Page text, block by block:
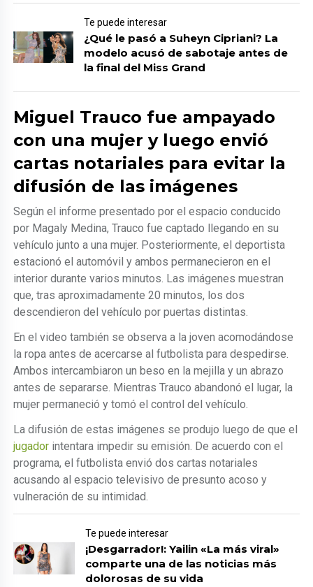
Te puede interesar
¿Qué le pasó a Suheyn Cipriani? La
modelo acusó de sabotaje antes de
la final del Miss Grand
Miguel Trauco fue ampayado
con una mujer y luego envió
cartas notariales para evitar la
difusión de las imágenes
Según el informe presentado por el espacio conducido
por Magaly Medina, Trauco fue captado llegando en su
vehículo junto a una mujer. Posteriormente, el deportista
estacionó el automóvil y ambos permanecieron en el
interior durante varios minutos. Las imágenes muestran
que, tras aproximadamente 20 minutos, los dos
descendieron del vehículo por puertas distintas.
En el video también se observa a la joven acomodándose
la ropa antes de acercarse al futbolista para despedirse.
Ambos intercambiaron un beso en la mejilla y un abrazo
antes de separarse. Mientras Trauco abandonó el lugar, la
mujer permaneció y tomó el control del vehículo.
La difusión de estas imágenes se produjo luego de que el
jugador intentara impedir su emisión. De acuerdo con el
programa, el futbolista envió dos cartas notariales
acusando al espacio televisivo de presunto acoso y
vulneración de su intimidad.
Te puede interesar
¡Desgarrador!: Yailin «La más viral»
comparte una de las noticias más
dolorosas de su vida